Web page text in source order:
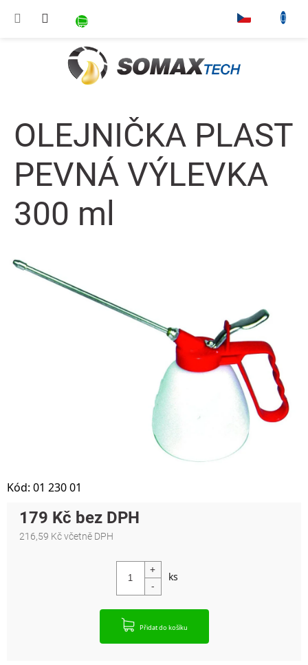
NÁKUPNÍ KOŠÍK
OLEJNIČKA PLAST
PEVNÁ VÝLEVKA
300 ml
179 Kč
216,59 Kč včetně DPH
Přidat do košíku
Kód: 01 230 01